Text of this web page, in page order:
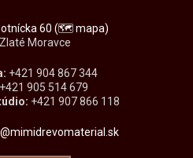
60 (🗺 mapa)
Moravce
: +421 904 867 344
+421 905 514 679
+421 907 866 118